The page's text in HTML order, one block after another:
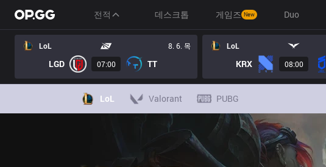
전적 데스크톱 게임즈 New Duo
LoL 8. 6. 목
LGD 07:00 TT
LoL
KRX 08:00
LoL Valorant PUBG